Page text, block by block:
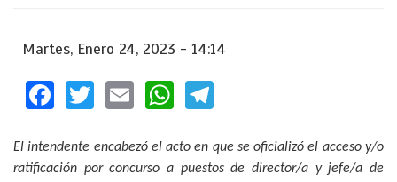
Martes, Enero 24, 2023 - 14:14
Facebook
TwitterEmailWhatsApp
El intendente encabezó el acto en que se oficializó el acceso y/o
ratificación por concurso a puestos de director/a y jefe/a de